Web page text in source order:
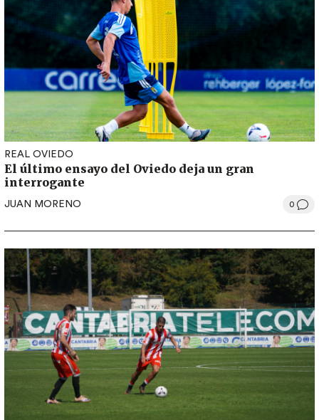
REAL OVIEDO
El último ensayo del Oviedo deja un gran
interrogante
JUAN MORENO 0